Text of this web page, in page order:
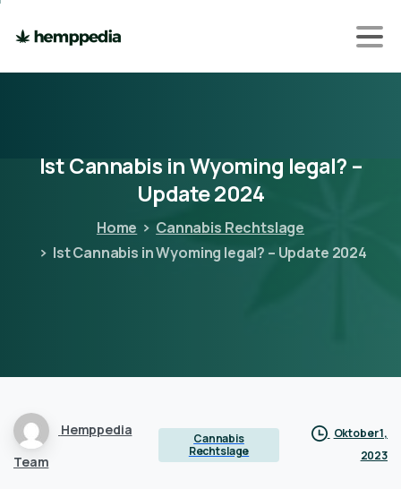
IstCannabis inWyoming legal? –
Update2024
Home
Cannabis Rechtslage
Ist Cannabis in Wyoming legal? – Update 2024
Hemppedia
Team
Cannabis
Rechtslage
Oktober 1,
2023